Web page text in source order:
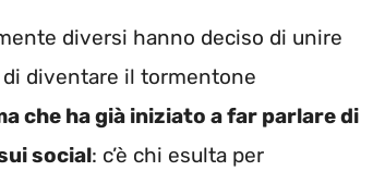
diversi hanno deciso di unire
diventare il tormentone
che ha già iniziato a far parlare di
social: c’è chi esulta per